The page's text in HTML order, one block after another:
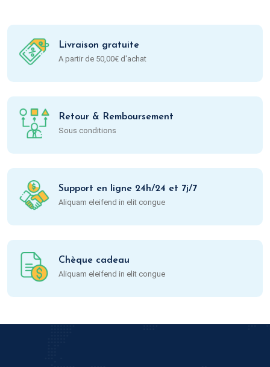
Livraison gratuite
A partir de 50,00€ d'achat
Retour & Remboursement
Sous conditions
Support en ligne 24h/24 et 7j/7
Aliquam eleifend in elit congue
Chèque cadeau
Aliquam eleifend in elit congue